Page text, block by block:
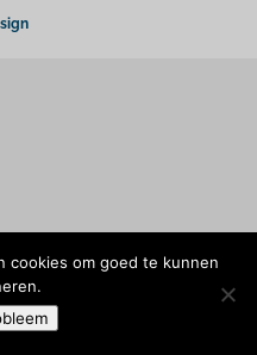
cookies om goed te kunnen